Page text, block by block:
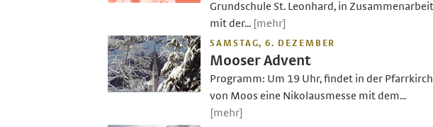
Grundschule St. Leonhard, in Zusammenarbeit
mit der... [mehr]
SAMSTAG, 6. DEZEMBER
Mooser Advent
Programm: Um 19 Uhr, findet in der
von Moos eine Nikolausmesse mit dem...
[mehr]